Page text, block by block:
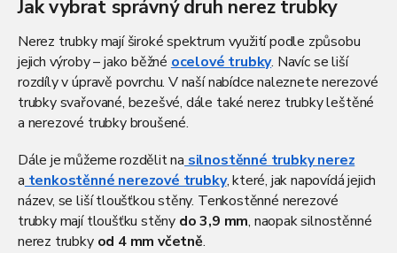
á
d
a
c
í
p
k
y
v
ý
p
i
Jak vybrat správný druh nerez trubky
Nerez trubky mají široké spektrum využití podle způsobu
jejich výroby – jako běžné ocelové trubky. Navíc se liší
rozdíly v úpravě povrchu. V naší nabídce naleznete nerezové
trubky svařované, bezešvé, dále také nerez trubky leštěné
a nerezové trubky broušené.
Dále je můžeme rozdělit na silnostěnné trubky nerez
a tenkostěnné nerezové trubky, které, jak napovídá jejich
název, se liší tloušťkou stěny. Tenkostěnné nerezové
trubky mají tloušťku stěny do 3,9 mm, naopak silnostěnné
nerez trubky od 4 mm včetně.